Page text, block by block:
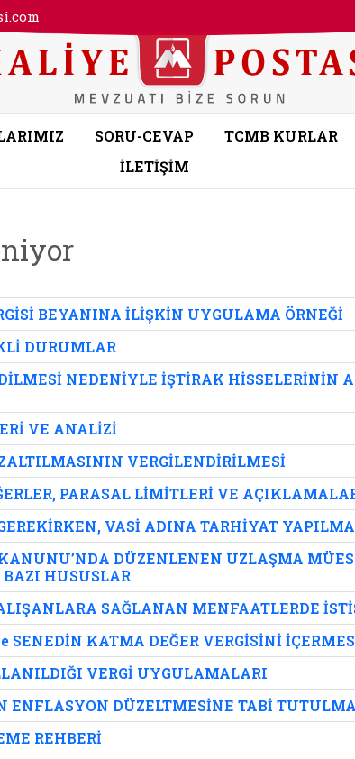
SORU-CEVAP TCMB KURLAR
İLETİŞİM
BEYANINA İLİŞKİN UYGULAMA ÖRNEĞİ
DURUMLAR
NEDENİYLE İŞTİRAK HİSSELERİNİN
VE ANALİZİ
VERGİLENDİRİLMESİ
PARASAL LİMİTLERİ VE
VASİ ADINA TARHİYAT
DÜZENLENEN UZLAŞMA
HUSUSLAR
SAĞLANAN MENFAATLERDE
SENEDİN KATMA DEĞER VERGİSİNİ
VERGİ UYGULAMALARI
ENFLASYON DÜZELTMESİNE TABİ
REHBERİ